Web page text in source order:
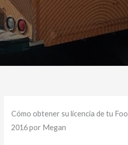
Cómo obtener su licencia de tu
2016 por Megan